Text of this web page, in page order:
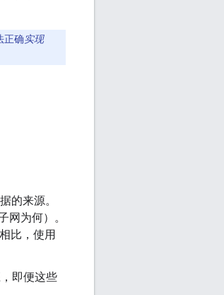
正确实现
的来源。
网为何）。
比，使用
即便这些